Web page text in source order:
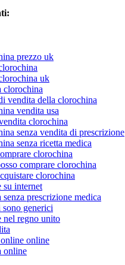
prezzo uk
uk
clorochina
vendita della clorochina
vendita usa
clorochina
senza vendita di prescrizione
senza ricetta medica
clorochina
comprare clorochina
clorochina
su internet
senza prescrizione medica
sono generici
nel regno unito
online
online